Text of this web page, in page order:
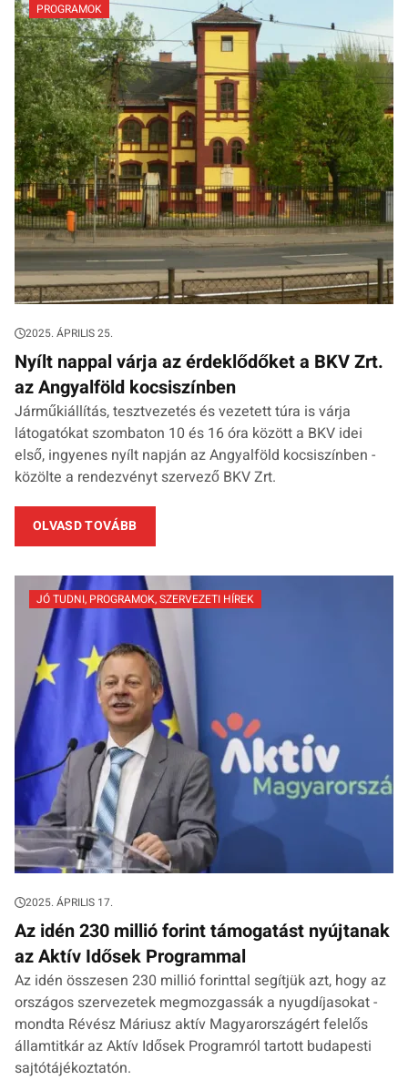
PROGRAMOK
2025. ÁPRILIS 25.
Nyílt nappal várja az érdeklődőket a BKV Zrt.
az Angyalföld kocsiszínben
Járműkiállítás, tesztvezetés és vezetett túra is várja
látogatókat szombaton 10 és 16 óra között a BKV idei
első, ingyenes nyílt napján az Angyalföld kocsiszínben -
közölte a rendezvényt szervező BKV Zrt.
OLVASD TOVÁBB
JÓ TUDNI, PROGRAMOK,SZERVEZETI HÍREK
2025. ÁPRILIS 17.
Az idén 230 millió forint támogatást nyújtanak
az Aktív Idősek Programmal
Az idén összesen 230 millió forinttal segítjük azt, hogy az
országos szervezetek megmozgassák a nyugdíjasokat -
mondta Révész Máriusz aktív Magyarországért felelős
államtitkár az Aktív Idősek Programról tartott budapesti
sajtótájékoztatón.